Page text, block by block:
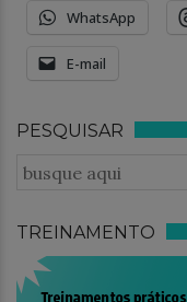
WhatsApp
E-mail
PESQUISAR
TREINAMENTO